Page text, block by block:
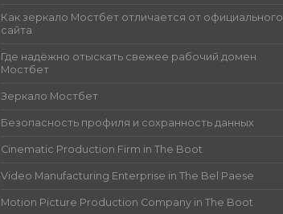
Как зеркало Мостбет отличается от официального
сайта
Где надёжно отыскать свежее рабочий домен
Мостбет
Зеркало Мостбет
Безопасность профиля и сохранность данных
Cinematic Production Firm in The Boot
Video Manufacturing Enterprise in The Bel Paese
Motion Picture Production Company in The Boot